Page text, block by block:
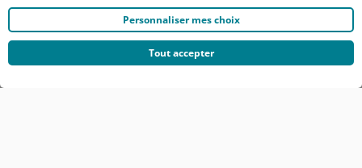
Personnaliser mes choix
Tout accepter